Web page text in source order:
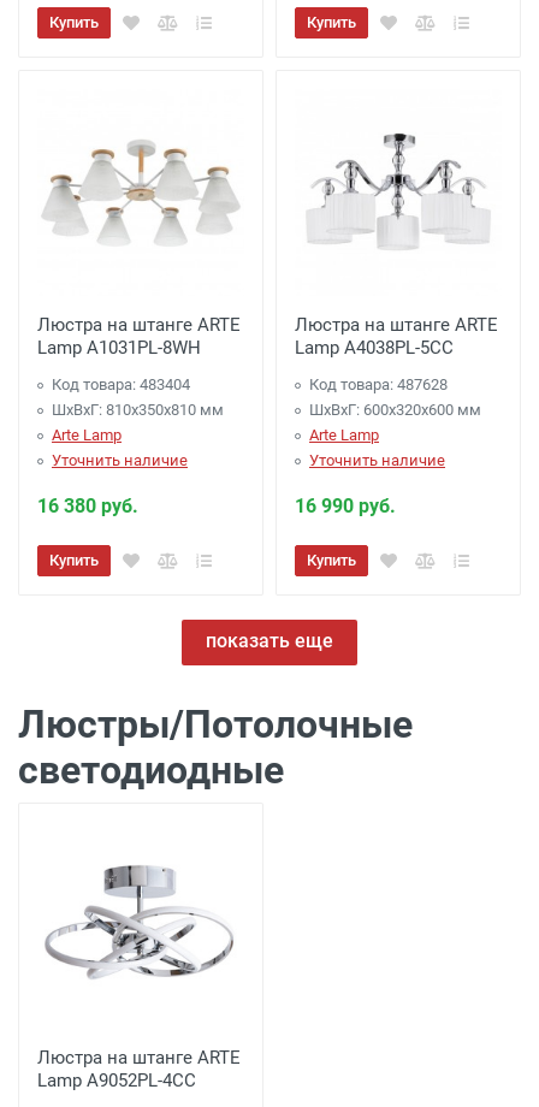
Купить Купить
Люстра на штанге ARTE
Lamp A1031PL-8WH
Код товара: 483404
ШхВхГ: 810x350x810 мм
Arte Lamp
Уточнить наличие
16 380 руб.
Купить
Люстра на штанге ARTE
Lamp A4038PL-5CC
Код товара: 487628
ШхВхГ: 600x320x600 мм
Arte Lamp
Уточнить наличие
16 990 руб.
Купить
показать еще
Люстры/Потолочные
светодиодные
Люстра на штанге ARTE
Lamp A9052PL-4CC